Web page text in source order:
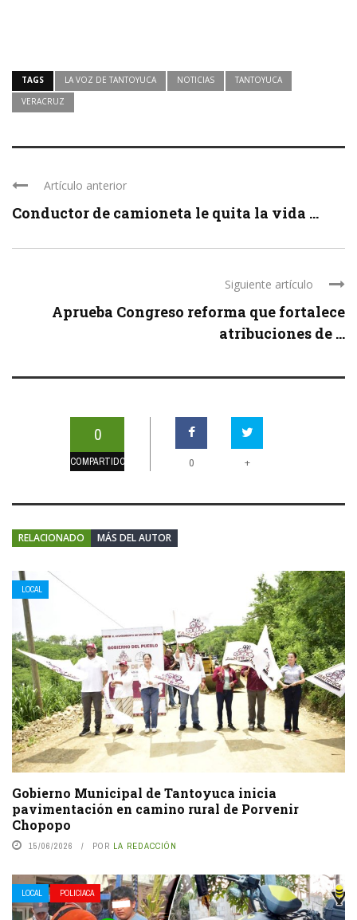
TAGS LA VOZ DE TANTOYUCA NOTICIAS
TANTOYUCA
VERACRUZ
Artículo anterior
Conductor de camioneta le quita la vida ...
Siguiente artículo
Aprueba Congreso reforma que fortalece
atribuciones de ...
0
COMPARTIDOS 0 +
RELACIONADO MÁS DEL AUTOR
LOCAL
Gobierno Municipal de Tantoyuca inicia
pavimentación en camino rural de Porvenir
Chopopo
15/06/2026 POR LA REDACCIÓN
LOCAL POLICIACA